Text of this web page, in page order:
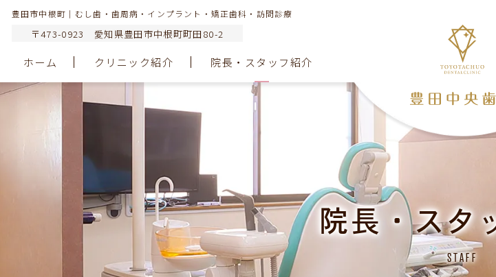
豊田市中根町｜むし歯・歯周病・インプラント・矯正歯科・訪問診療
〒473-0923 愛知県豊田市中根町町田80-2
ホーム クリニック紹介 院長・スタッフ紹介
院長・スタ
STAFF